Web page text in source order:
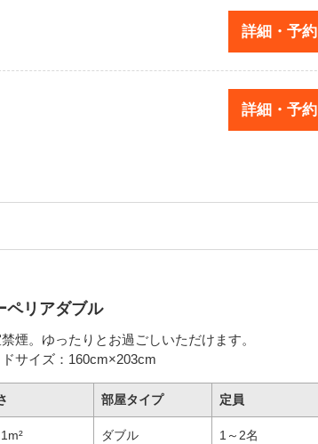
詳細・予約
詳細・予約
ペリアダブル
煙。ゆったりとお過ごしいただけます。
サイズ：160cm×203cm
部屋タイプ 定員
ダブル 1～2名